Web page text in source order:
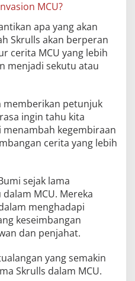
MCU?
apa yang akan
Skrulls akan berperan
cerita MCU yang lebih
menjadi sekutu atau
memberikan petunjuk
ingin tahu kita
kegembiraan
cerita yang lebih
sejak lama
MCU. Mereka
menghadapi
keseimbangan
dan penjahat.
yang semakin
Skrulls dalam MCU.